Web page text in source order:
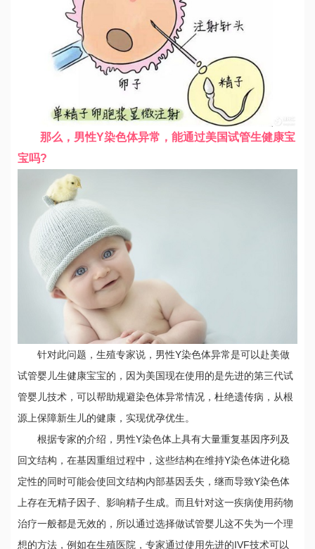
那么，男性Y染色体异常，能通过美国试管生健康宝
宝吗?
针对此问题，生殖专家说，男性Y染色体异常是可以赴美做
试管婴儿生健康宝宝的，因为美国现在使用的是先进的第三代试
管婴儿技术，可以帮助规避染色体异常情况，杜绝遗传病，从根
源上保障新生儿的健康，实现优孕优生。
根据专家的介绍，男性Y染色体上具有大量重复基因序列及
回文结构，在基因重组过程中，这些结构在维持Y染色体进化稳
定性的同时可能会使回文结构内部基因丢失，继而导致Y染色体
上存在无精子因子、影响精子生成。而且针对这一疾病使用药物
治疗一般都是无效的，所以通过选择做试管婴儿这不失为一个理
想的方法，例如在生殖医院，专家通过使用先进的IVF技术可以